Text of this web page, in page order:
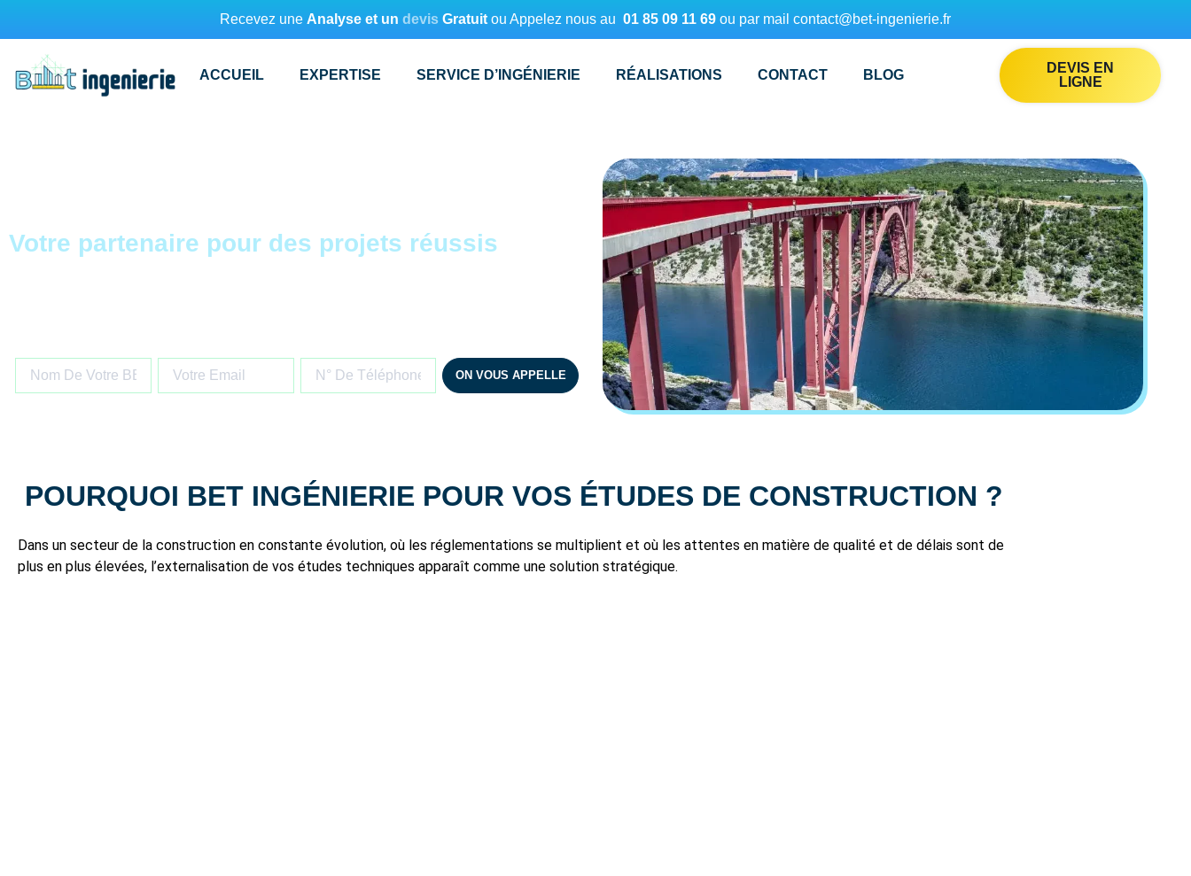
Recevez une Analyse et un devisGratuitou Appelez nous au 01 85 09 11 69 ou par mail contact@bet-ingenierie.fr
ACCUEIL EXPERTISE SERVICE D’INGÉNIERIE RÉALISATIONS CONTACT BLOG
DEVIS EN
LIGNE
Votre partenaire pour des projets réussis
ON VOUS APPELLE
POURQUOI BET INGÉNIERIE POUR VOS ÉTUDES DE CONSTRUCTION ?
Dans un secteur de la construction en constante évolution, où les réglementations se multiplient et où les attentes en matière de qualité et de délais sont de
plus en plus élevées, l’externalisation de vos études techniques apparaît comme une solution stratégique.